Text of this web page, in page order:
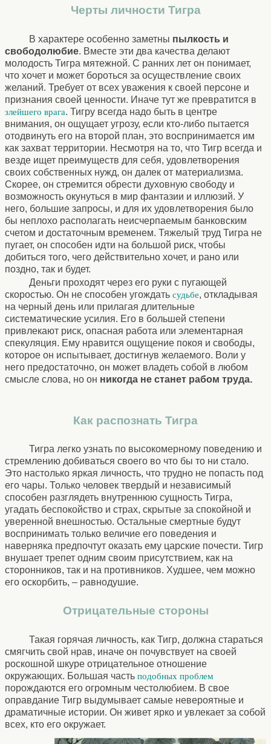
Черты личности Тигра
В характере особенно заметны пылкость и
свободолюбие. Вместе эти два качества делают
молодость Тигра мятежной. С ранних лет он понимает,
что хочет и может бороться за осуществление своих
желаний. Требует от всех уважения к своей персоне и
признания своей ценности. Иначе тут же превратится в
злейшего врага. Тигру всегда надо быть в центре
внимания, он ощущает угрозу, если кто-либо пытается
отодвинуть его на второй план, это воспринимается им
как захват территории. Несмотря на то, что Тигр всегда и
везде ищет преимуществ для себя, удовлетворения
своих собственных нужд, он далек от материализма.
Скорее, он стремится обрести духовную свободу и
возможность окунуться в мир фантазии и иллюзий. У
него, большие запросы, и для их удовлетворения было
бы неплохо располагать неисчерпаемым банковским
счетом и достаточным временем. Тяжелый труд Тигра не
пугает, он способен идти на большой риск, чтобы
добиться того, чего действительно хочет, и рано или
поздно, так и будет.
Деньги проходят через его руки с пугающей
скоростью. Он не способен угождать судьбе, откладывая
на черный день или прилагая длительные
систематические усилия. Его в большей степени
привлекают риск, опасная работа или элементарная
спекуляция. Ему нравится ощущение покоя и свободы,
которое он испытывает, достигнув желаемого. Воли у
него предостаточно, он может владеть собой в любом
смысле слова, но он никогда не станет рабом труда.
Как распознать Тигра
Тигра легко узнать по высокомерному поведению и
стремлению добиваться своего во что бы то ни стало.
Это настолько яркая личность, что трудно не попасть под
его чары. Только человек твердый и независимый
способен разглядеть внутреннюю сущность Тигра,
угадать беспокойство и страх, скрытые за спокойной и
уверенной внешностью. Остальные смертные будут
воспринимать только величие его поведения и
наверняка предпочтут оказать ему царские почести. Тигр
внушает трепет одним своим присутствием, как на
сторонников, так и на противников. Худшее, чем можно
его оскорбить, – равнодушие.
Отрицательные стороны
Такая горячая личность, как Тигр, должна стараться
смягчить свой нрав, иначе он почувствует на своей
роскошной шкуре отрицательное отношение
окружающих. Большая часть подобных проблем
порождаются его огромным честолюбием. В свое
оправдание Тигр выдумывает самые невероятные и
драматичные истории. Он живет ярко и увлекает за собой
всех, кто его окружает.